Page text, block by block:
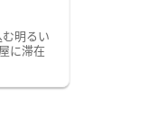
明るい
に滞在